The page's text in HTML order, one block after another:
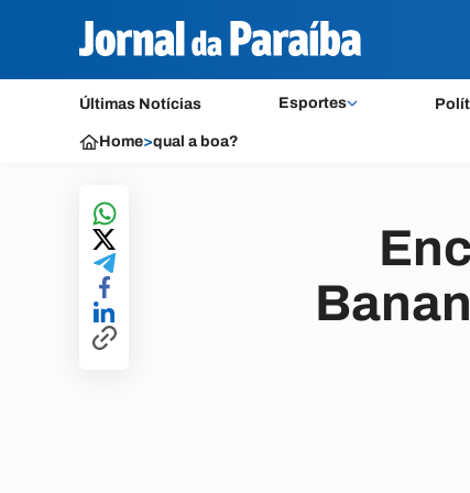
Últimas Notícias Esportes
Home>qual a boa?